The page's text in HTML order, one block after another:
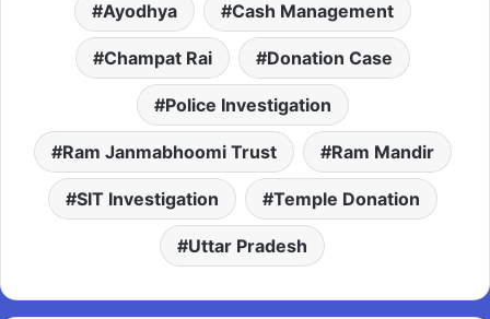
Ayodhya Cash Management
Champat Rai Donation Case
Police Investigation
Ram Janmabhoomi Trust Ram Mandir
SIT Investigation Temple Donation
Uttar Pradesh